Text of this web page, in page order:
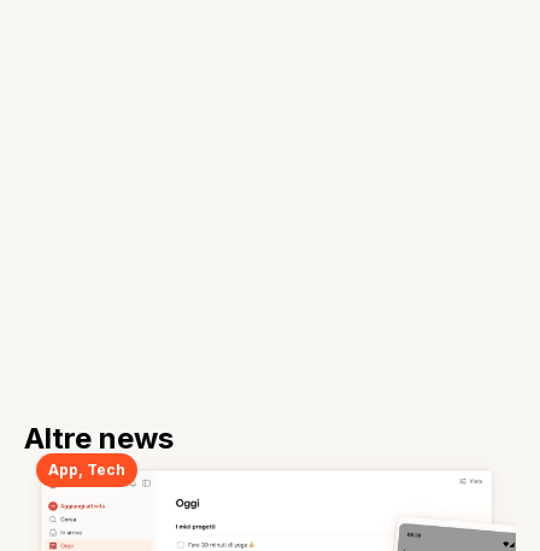
Altre news
App Tech